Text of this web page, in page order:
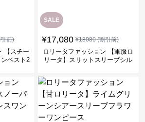
前)
【スチー
ベスト2
SALE
¥17,080 ¥18080(割引前)
ロリータファッション 【軍服ロ
リータ】スリットスリーブシル